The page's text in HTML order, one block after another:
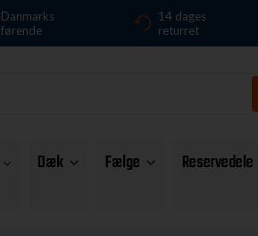
Danmarks
førende
14 dages
returret
Dæk Fælge Reservedele